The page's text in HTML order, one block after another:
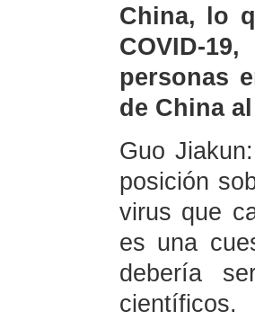
China, lo
COVID-
personas
de China
Guo
posición
virus que
es una
debería